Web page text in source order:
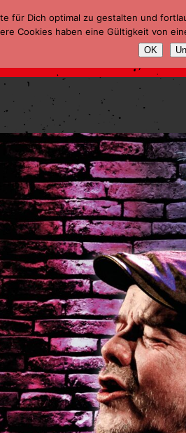
für Dich optimal zu gestalten und
Cookies haben eine Gültigkeit von
OK